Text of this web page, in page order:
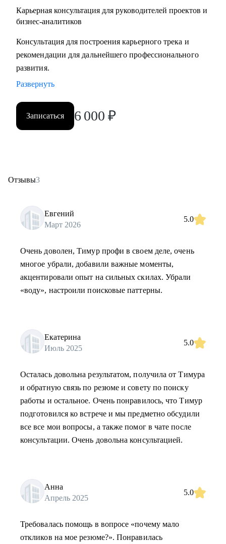
Карьерная консультация для руководителей проектов и
бизнес-аналитиков
Консультация для построения карьерного трека и
рекомендации для дальнейшего профессионального
развития.
Развернуть
Записаться 6 000 ₽
Отзывы3
Евгений
Март 2026
5.0
Очень доволен, Тимур профи в своем деле, очень
многое убрали, добавили важные моменты,
акцентировали опыт на сильных скилах. Убрали
«воду», настроили поисковые паттерны.
Екатерина
Июль 2025
5.0
Осталась довольна результатом, получила от Тимура
и обратную связь по резюме и совету по поиску
работы и остальное. Очень понравилось, что Тимур
подготовился ко встрече и мы предметно обсудили
все все мои вопросы, а также помог в чате после
консультации. Очень довольна консультацией.
Анна
Апрель 2025
5.0
Требовалась помощь в вопросе «почему мало
откликов на мое резюме?». Понравилась